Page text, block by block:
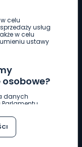
celu
usług
w celu
ustawy
danych
Parlamentu
z
uchylenia